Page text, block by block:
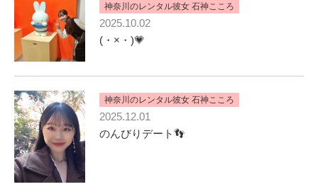
神奈川のレンタル彼女 石神こころ
2025.10.02
(・×・)💗
神奈川のレンタル彼女 石神こころ
2025.12.01
のんびりデート👣